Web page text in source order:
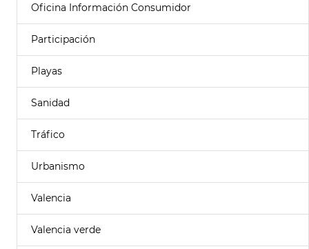
Oficina Información Consumidor
Participación
Playas
Sanidad
Tráfico
Urbanismo
Valencia
Valencia verde